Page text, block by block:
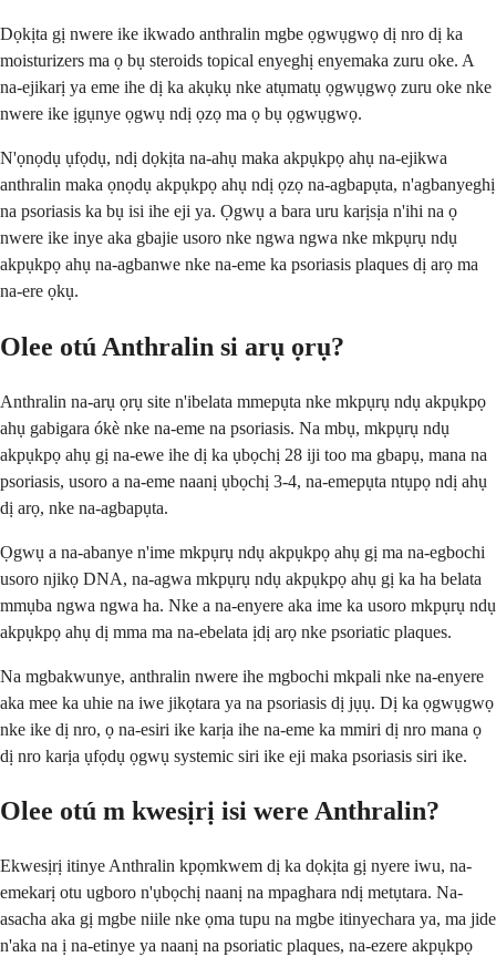
Dọkịta gị nwere ike ikwado anthralin mgbe ọgwụgwọ dị nro dị ka
moisturizers ma ọ bụ steroids topical enyeghị enyemaka zuru oke. A
na-ejikarị ya eme ihe dị ka akụkụ nke atụmatụ ọgwụgwọ zuru oke nke
nwere ike ịgụnye ọgwụ ndị ọzọ ma ọ bụ ọgwụgwọ.
N'ọnọdụ ụfọdụ, ndị dọkịta na-ahụ maka akpụkpọ ahụ na-ejikwa
anthralin maka ọnọdụ akpụkpọ ahụ ndị ọzọ na-agbapụta, n'agbanyeghị
na psoriasis ka bụ isi ihe eji ya. Ọgwụ a bara uru karịsịa n'ihi na ọ
nwere ike inye aka gbajie usoro nke ngwa ngwa nke mkpụrụ ndụ
akpụkpọ ahụ na-agbanwe nke na-eme ka psoriasis plaques dị arọ ma
na-ere ọkụ.
Olee otú Anthralin si arụ ọrụ?
Anthralin na-arụ ọrụ site n'ibelata mmepụta nke mkpụrụ ndụ akpụkpọ
ahụ gabigara ókè nke na-eme na psoriasis. Na mbụ, mkpụrụ ndụ
akpụkpọ ahụ gị na-ewe ihe dị ka ụbọchị 28 iji too ma gbapụ, mana na
psoriasis, usoro a na-eme naanị ụbọchị 3-4, na-emepụta ntụpọ ndị ahụ
dị arọ, nke na-agbapụta.
Ọgwụ a na-abanye n'ime mkpụrụ ndụ akpụkpọ ahụ gị ma na-egbochi
usoro njikọ DNA, na-agwa mkpụrụ ndụ akpụkpọ ahụ gị ka ha belata
mmụba ngwa ngwa ha. Nke a na-enyere aka ime ka usoro mkpụrụ ndụ
akpụkpọ ahụ dị mma ma na-ebelata ịdị arọ nke psoriatic plaques.
Na mgbakwunye, anthralin nwere ihe mgbochi mkpali nke na-enyere
aka mee ka uhie na iwe jikọtara ya na psoriasis dị jụụ. Dị ka ọgwụgwọ
nke ike dị nro, ọ na-esiri ike karịa ihe na-eme ka mmiri dị nro mana ọ
dị nro karịa ụfọdụ ọgwụ systemic siri ike eji maka psoriasis siri ike.
Olee otú m kwesịrị isi were Anthralin?
Ekwesịrị itinye Anthralin kpọmkwem dị ka dọkịta gị nyere iwu, na-
emekarị otu ugboro n'ụbọchị naanị na mpaghara ndị metụtara. Na-
asacha aka gị mgbe niile nke ọma tupu na mgbe itinyechara ya, ma jide
n'aka na ị na-etinye ya naanị na psoriatic plaques, na-ezere akpụkpọ